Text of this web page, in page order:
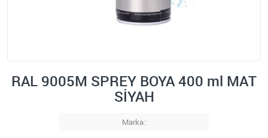
RAL 9005M SPREY BOYA 400 ml MAT
SİYAH
Marka